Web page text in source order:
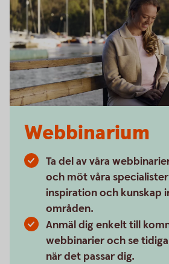
Webbinarium
Ta del av våra
och möt våra
inspiration och kunskap
områden.
Anmäl dig enkelt till
webbinarier och se
när det passar dig.